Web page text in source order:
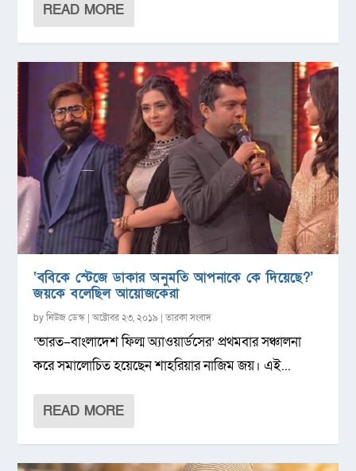
READ MORE
‘ববিকে স্টেজে ডাকার অনুমতি আপনাকে কে দিয়েছে?’
জয়কে বলেছিল আয়োজকেরা
byনিউজ ডেস্ক |অক্টোবর ২৩, ২০১৯ |তারকা সংবাদ
‘ভারত–বাংলাদেশ ফিল্ম অ্যাওয়ার্ডসের’ প্রথমবার সঞ্চালনা
করে সমালোচিত হয়েছেন শাহরিয়ার নাজিম জয়। এই...
READ MORE